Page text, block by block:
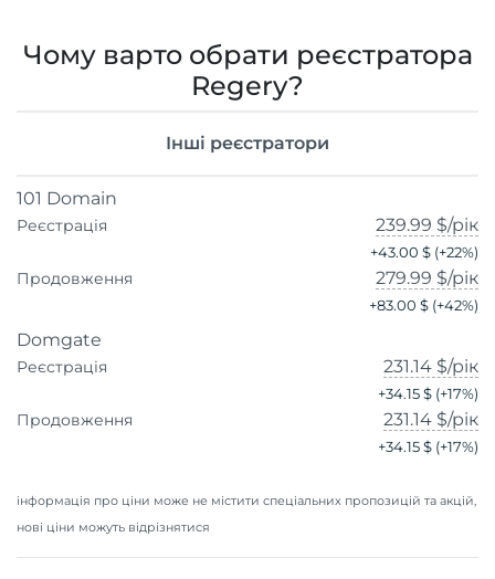
Чому варто обрати реєстратора
Regery?
Інші реєстратори
101 Domain
Реєстрація 239.99 $/рік
+43.00 $ (+22%)
Продовження 279.99 $/рік
+83.00 $ (+42%)
Domgate
Реєстрація 231.14 $/рік
+34.15 $ (+17%)
Продовження 231.14 $/рік
+34.15 $ (+17%)
інформація про ціни може не містити спеціальних пропозицій та акцій,
нові ціни можуть відрізнятися